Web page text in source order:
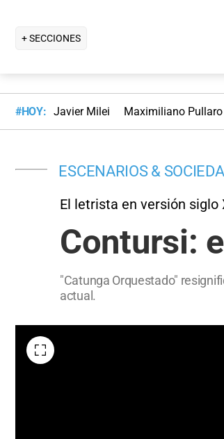
+ SECCIONES
#HOY: Javier Milei Maximiliano Pullaro
ESCENARIOS &
El letrista en versión siglo
Contursi:
"Catunga Orquestado"
actual.